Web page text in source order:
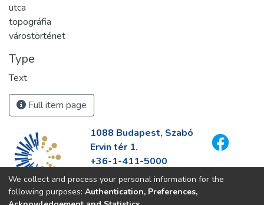
utca
topográfia
várostörténet
Type
Text
Full item page
1088 Budapest, Szabó
Ervin tér 1.
+36-1-411-5000
info@fszek.hu
https://fszek.hu
We collect and process your personal information for the
following purposes: Authentication, Preferences,